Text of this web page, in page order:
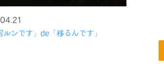
ルンです」de「移るんです」